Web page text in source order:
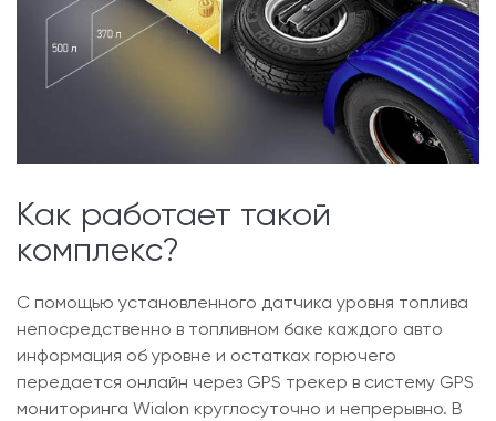
Как работает такой
комплекс?
С помощью установленного датчика уровня топлива
непосредственно в топливном баке каждого авто
информация об уровне и остатках горючего
передается онлайн через GPS трекер в систему GPS
мониторинга Wialon круглосуточно и непрерывно. В